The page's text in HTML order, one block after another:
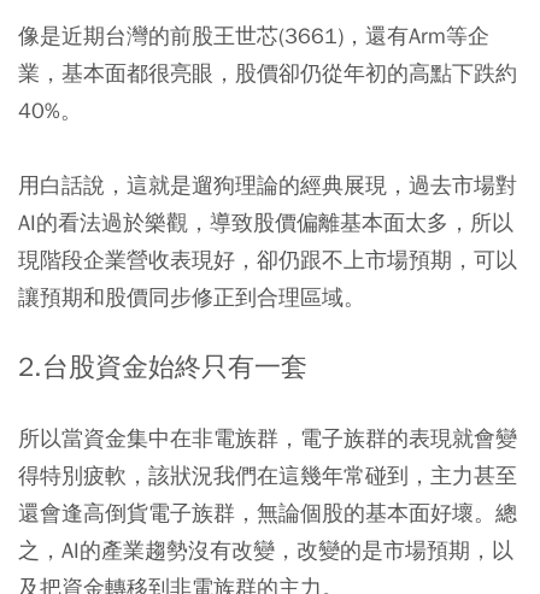
像是近期台灣的前股王世芯(3661)，還有Arm等企
業，基本面都很亮眼，股價卻仍從年初的高點下跌約
40%。
用白話說，這就是遛狗理論的經典展現，過去市場對
AI的看法過於樂觀，導致股價偏離基本面太多，所以
現階段企業營收表現好，卻仍跟不上市場預期，可以
讓預期和股價同步修正到合理區域。
2.台股資金始終只有一套
所以當資金集中在非電族群，電子族群的表現就會變
得特別疲軟，該狀況我們在這幾年常碰到，主力甚至
還會逢高倒貨電子族群，無論個股的基本面好壞。總
之，AI的產業趨勢沒有改變，改變的是市場預期，以
及把資金轉移到非電族群的主力。